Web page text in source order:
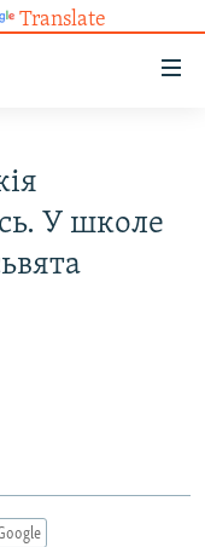
Translate
У школе